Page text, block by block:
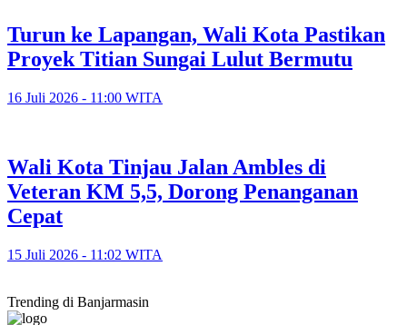
Turun ke Lapangan, Wali Kota Pastikan
Proyek Titian Sungai Lulut Bermutu
16 Juli 2026 - 11:00 WITA
​Wali Kota Tinjau Jalan Ambles di
Veteran KM 5,5, Dorong Penanganan
Cepat
15 Juli 2026 - 11:02 WITA
Trending di Banjarmasin